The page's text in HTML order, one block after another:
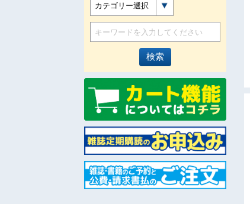
カテゴリー選択